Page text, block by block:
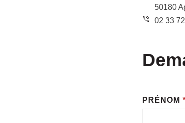
50180
02 33
CLIENT
PRÉNOM *